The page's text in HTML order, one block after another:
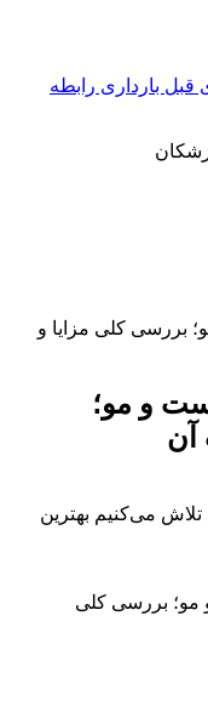
قبل بارداری رابطه
و مو؛ بررسی کلی مزایا و
برای پوست و مو؛
آن
تلاش می‌کنیم بهترین